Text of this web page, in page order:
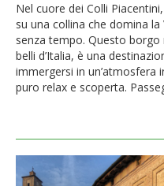
Nel cuore dei Colli
su una collina che domina la
senza tempo. Questo
belli d’Italia, è una
immergersi in un’atmosfera
puro relax e scoperta.